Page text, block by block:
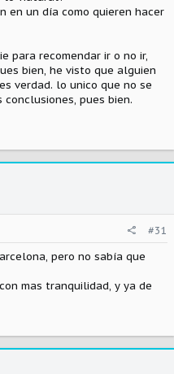
en un día como quieren hacer
para recomendar ir o no ir,
bien, he visto que alguien
verdad. lo unico que no se
pues bien.
#31
pero no sabía que
mas tranquilidad, y ya de